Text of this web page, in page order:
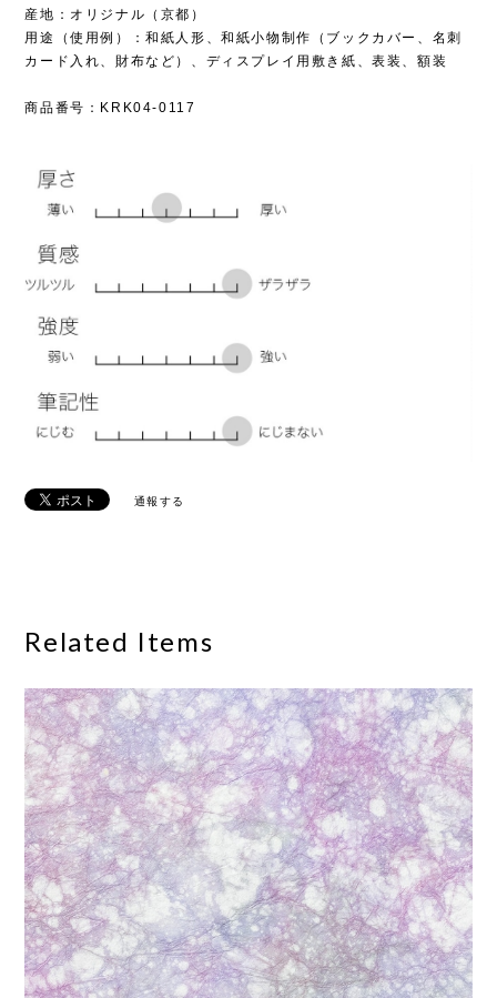
産地：オリジナル（京都）
用途（使用例）：和紙人形、和紙小物制作（ブックカバー、名刺
カード入れ、財布など）、ディスプレイ用敷き紙、表装、額装
商品番号：KRK04-0117
通報する
Related Items